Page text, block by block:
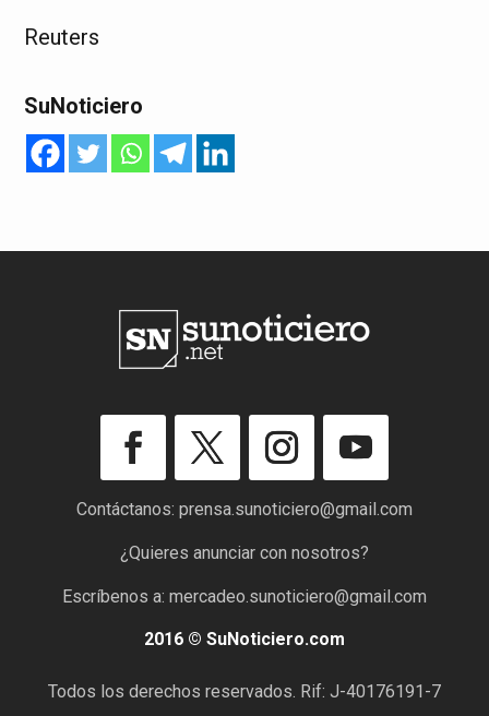
Reuters
SuNoticiero
Contáctanos: prensa.sunoticiero@gmail.com
¿Quieres anunciar con nosotros?
Escríbenos a: mercadeo.sunoticiero@gmail.com
2016 © SuNoticiero.com
Todos los derechos reservados. Rif: J-40176191-7